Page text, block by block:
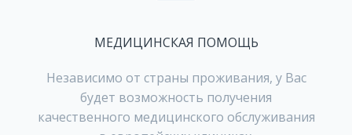
МЕДИЦИНСКАЯ ПОМОЩЬ
Независимо от страны проживания, у Вас
будет возможность получения
качественного медицинского обслуживания